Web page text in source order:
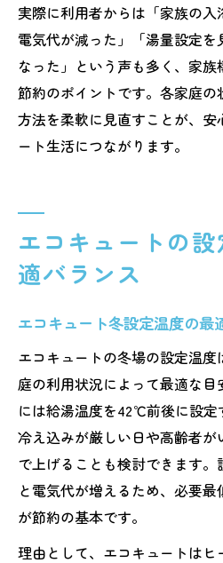
実際に利用者からは「家族の
電気代が減った」「湯量設定を
なった」という声も多く、家
節約のポイントです。各家庭
方法を柔軟に見直すことが、
ート生活につながります。
エコキュートの
適バランス
エコキュート冬設定温度の最
エコキュートの冬場の設定温
庭の利用状況によって最適な
には給湯温度を42℃前後に設定
冷え込みが厳しい日や高齢者
で上げることも検討できます。
と電気代が増えるため、必要
が節約の基本です。
理由として、エコキュートは